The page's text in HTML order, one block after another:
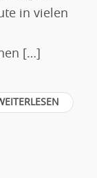
in vielen
[…]